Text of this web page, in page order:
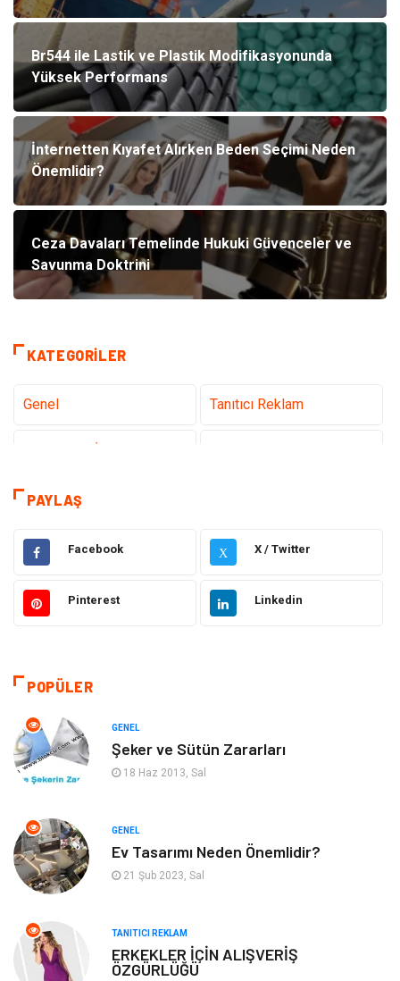
Br544 ile Lastik ve Plastik Modifikasyonunda
Yüksek Performans
İnternetten Kıyafet Alırken Beden Seçimi Neden
Önemlidir?
Ceza Davaları Temelinde Hukuki Güvenceler ve
Savunma Doktrini
KATEGORILER
Genel Tanıtıcı Reklam
Hizmet
Hukuk Elektrik Elektronik
Güzellik & Bakım Moda
Giyim
Otomotiv
Gıda
Gayrimenkul
Anne & Çocuk Müzik
Tatil Genel Kültür
PAYLAŞ
Facebook X X / Twitter
Pinterest Linkedin
POPÜLER
GENEL
Şeker ve Sütün Zararları
18 Haz 2013, Sal
GENEL
Ev Tasarımı Neden Önemlidir?
21 Şub 2023, Sal
TANITICI REKLAM
ERKEKLER İÇİN ALIŞVERİŞ
ÖZGÜRLÜĞÜ